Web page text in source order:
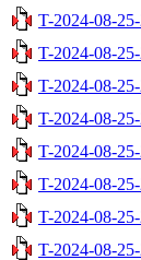
T-2024-08-
T-2024-08-
T-2024-08-
T-2024-08-
T-2024-08-
T-2024-08-
T-2024-08-
T-2024-08-